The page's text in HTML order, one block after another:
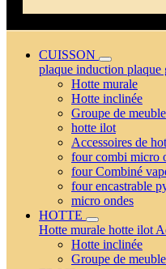
CUISSON
plaque induction plaque
Hotte murale
Hotte inclinée
Groupe de meuble
hotte ilot
Accessoires de
four combi micro
four Combiné
four encastrable
micro ondes
HOTTE
Hotte murale hotte ilot
Hotte inclinée
Groupe de meuble